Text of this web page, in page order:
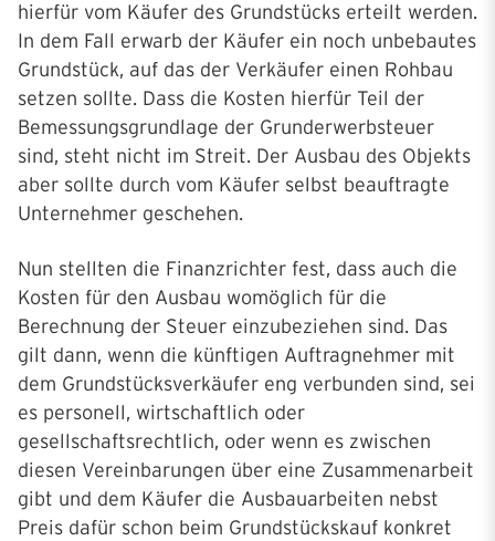
hierfür vom Käufer des Grundstücks erteilt werden.
In dem Fall erwarb der Käufer ein noch unbebautes
Grundstück, auf das der Verkäufer einen Rohbau
setzen sollte. Dass die Kosten hierfür Teil der
Bemessungsgrundlage der Grunderwerbsteuer
sind, steht nicht im Streit. Der Ausbau des Objekts
aber sollte durch vom Käufer selbst beauftragte
Unternehmer geschehen.
Nun stellten die Finanzrichter fest, dass auch die
Kosten für den Ausbau womöglich für die
Berechnung der Steuer einzubeziehen sind. Das
gilt dann, wenn die künftigen Auftragnehmer mit
dem Grundstücksverkäufer eng verbunden sind, sei
es personell, wirtschaftlich oder
gesellschaftsrechtlich, oder wenn es zwischen
diesen Vereinbarungen über eine Zusammenarbeit
gibt und dem Käufer die Ausbauarbeiten nebst
Preis dafür schon beim Grundstückskauf konkret